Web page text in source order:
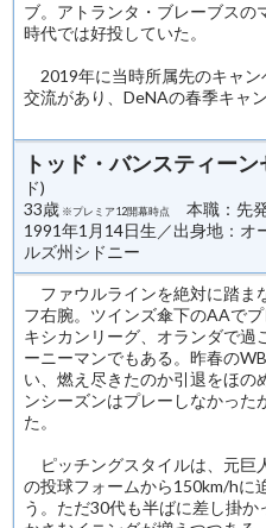
ブ。アトランタ・ブレーブスの
時代では好投していた。
2019年に当時所属先のキャン
交流があり、DeNAの春季キャ
トッド・バンスティー
ド)
33歳 ※プレミア12開幕時点
本職：先
1991年1月14日生／出身地：オ
ルズ州シドニー
ファウルラインを絶対に踏ま
フ右腕。ツインズ傘下のAAで
キシカンリーグ、オランダで過
ーニーマンでもある。昨春の
い、燃え尽きたのか引退をほの
ンシーズンはプレーしなかっ
た。
ピッチングスタイルは、元巨
の投球フォームから150km/hに
う。ただ30代も半ばに差し掛